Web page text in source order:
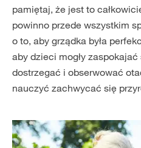
pamiętaj, że jest to
powinno przede wszystkim
o to, aby grządka była
aby dzieci mogły
dostrzegać i obserwować
nauczyć zachwycać się